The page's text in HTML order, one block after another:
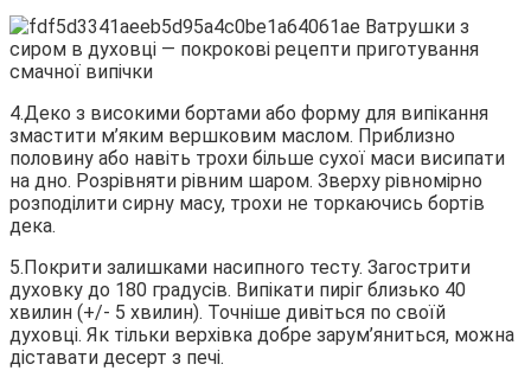
4.Деко з високими бортами або форму для випікання
змастити м’яким вершковим маслом. Приблизно
половину або навіть трохи більше сухої маси висипати
на дно. Розрівняти рівним шаром. Зверху рівномірно
розподілити сирну масу, трохи не торкаючись бортів
дека.
5.Покрити залишками насипного тесту. Загострити
духовку до 180 градусів. Випікати пиріг близько 40
хвилин (+/- 5 хвилин). Точніше дивіться по своїй
духовці. Як тільки верхівка добре зарум’яниться, можна
діставати десерт з печі.